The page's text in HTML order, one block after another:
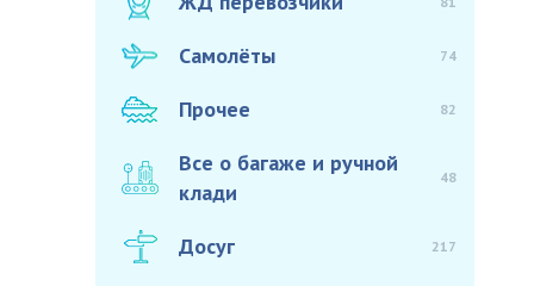
Самолёты 74
Прочее 82
Все о багаже и ручной
клади
48
Досуг 217